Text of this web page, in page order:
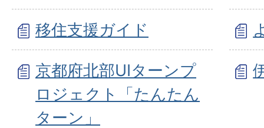
移住支援ガイド
京都府北部UIターンプ
ロジェクト「たんたん
ターン」